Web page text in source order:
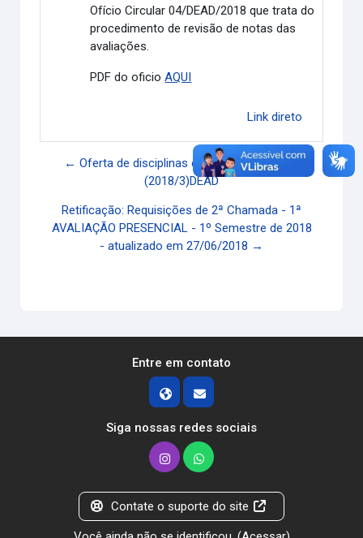
Ofício Circular 04/DEAD/2018 que trata do
procedimento de revisão de notas das
avaliações.
PDF do oficioAQUI
Link direto
← Oferta de disciplinas em período especial
(2018/3)DEAD
Retificação: Requisições de 2ª Chamada - 1ª
AVALIAÇÃO PRESENCIAL - 1º Semestre de 2018
- atualizado em 27/06/2018 →
Entre em contato
Siga nossas redes sociais
Contate o suporte do site